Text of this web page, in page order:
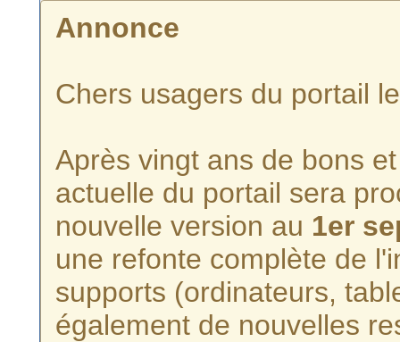
Annonce
Chers usagers du portail
Après vingt ans de bons
actuelle du portail sera
nouvelle version au 1er
une refonte complète de
supports (ordinateurs,
également de nouvelles